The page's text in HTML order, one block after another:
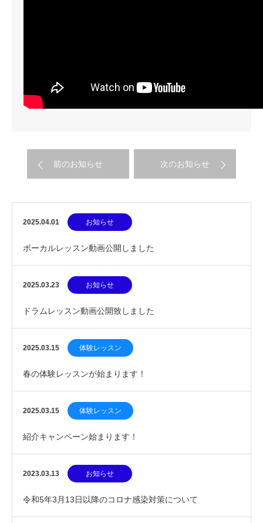
前のお知らせ 次のお知らせ
2025.04.01 お知らせ
ボーカルレッスン動画公開しました
2025.03.23 お知らせ
ドラムレッスン動画公開致しました
2025.03.15 体験レッスン
春の体験レッスンが始まります！
2025.03.15 体験レッスン
紹介キャンペーン始まります！
2023.03.13 お知らせ
令和5年3月13日以降のコロナ感染対策について